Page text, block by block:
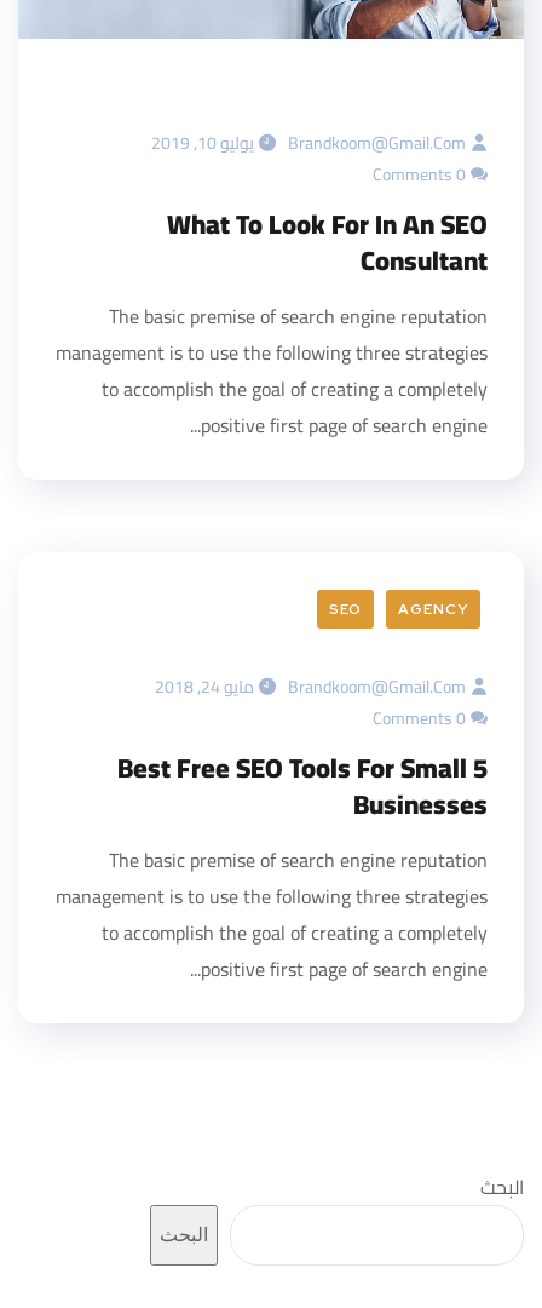
Brandkoom@gmail.com
يوليو 10, 2019
0 Comments
What To Look For In An SEO
Consultant
The basic premise of search engine reputation
management is to use the following three strategies
to accomplish the goal of creating a completely
positive first page of search engine...
AGENCY
SEO
Brandkoom@gmail.com
مايو 24, 2018
0 Comments
5 Best Free SEO Tools For Small
Businesses
The basic premise of search engine reputation
management is to use the following three strategies
to accomplish the goal of creating a completely
positive first page of search engine...
البحث
البحث